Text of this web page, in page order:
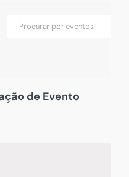
de Evento